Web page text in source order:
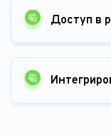
Доступ в